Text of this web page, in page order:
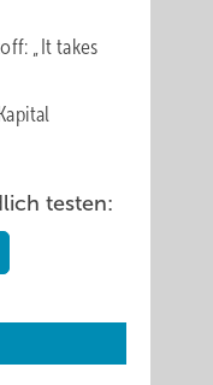
„It takes
testen: